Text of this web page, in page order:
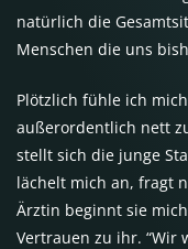
natürlich die
Menschen die uns
Plötzlich fühle ich
außerordentlich nett
stellt sich die junge
lächelt mich an, fragt
Ärztin beginnt sie
Vertrauen zu ihr. “Wir